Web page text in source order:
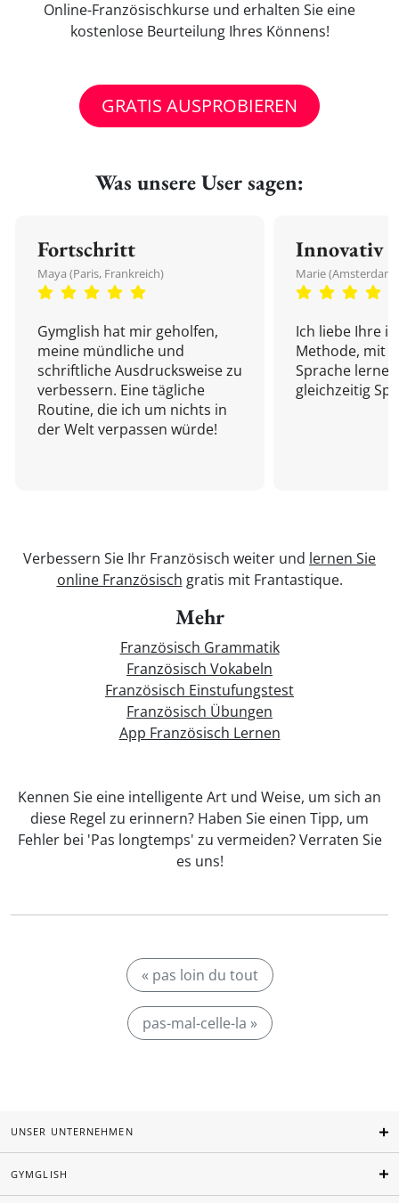
Online-Französischkurse und erhalten Sie eine
kostenlose Beurteilung Ihres Könnens!
GRATIS AUSPROBIEREN
Was unsere User sagen:
Fortschritt
Maya (Paris, Frankreich)
Gymglish hat mir geholfen,
meine mündliche und
schriftliche Ausdrucksweise zu
verbessern. Eine tägliche
Routine, die ich um nichts in
der Welt verpassen würde!
Innovativ
Marie
Ich liebe Ihre
Methode, mit
Sprache
gleichzeitig
Verbessern Sie Ihr Französisch weiter und lernen Sie
online Französisch gratis mit Frantastique.
Mehr
Französisch Grammatik
Französisch Vokabeln
Französisch Einstufungstest
Französisch Übungen
App Französisch Lernen
Kennen Sie eine intelligente Art und Weise, um sich an
diese Regel zu erinnern? Haben Sie einen Tipp, um
Fehler bei 'Pas longtemps' zu vermeiden? Verraten Sie
es uns!
« pas loin du tout
pas-mal-celle-la »
UNSER UNTERNEHMEN
GYMGLISH